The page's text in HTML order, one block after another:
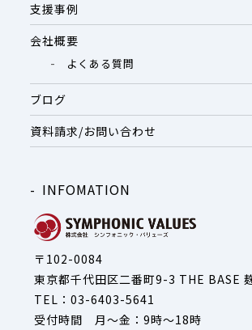
支援事例
会社概要
よくある質問
ブログ
資料請求/お問い合わせ
INFOMATION
〒102-0084
東京都千代田区二番町9-3 THE BASE
TEL：03-6403-5641
受付時間 月～金：9時～18時